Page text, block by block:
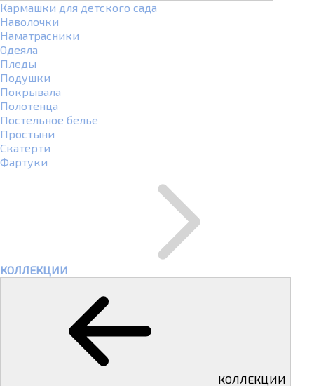
Кармашки для детского сада
Наволочки
Наматрасники
Одеяла
Пледы
Подушки
Покрывала
Полотенца
Постельное белье
Простыни
Скатерти
Фартуки
КОЛЛЕКЦИИ
КОЛЛЕКЦИИ